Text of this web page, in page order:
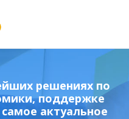
решениях по
поддержке
актуальное